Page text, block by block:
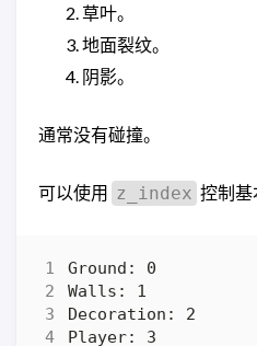
草叶。
地面裂纹。
阴影。
通常没有碰撞。
可以使用 z_index 控制基